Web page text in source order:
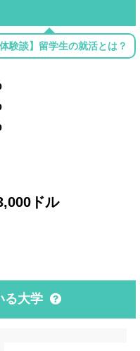
体験談】留学生の就活とは？
ドル
る大学